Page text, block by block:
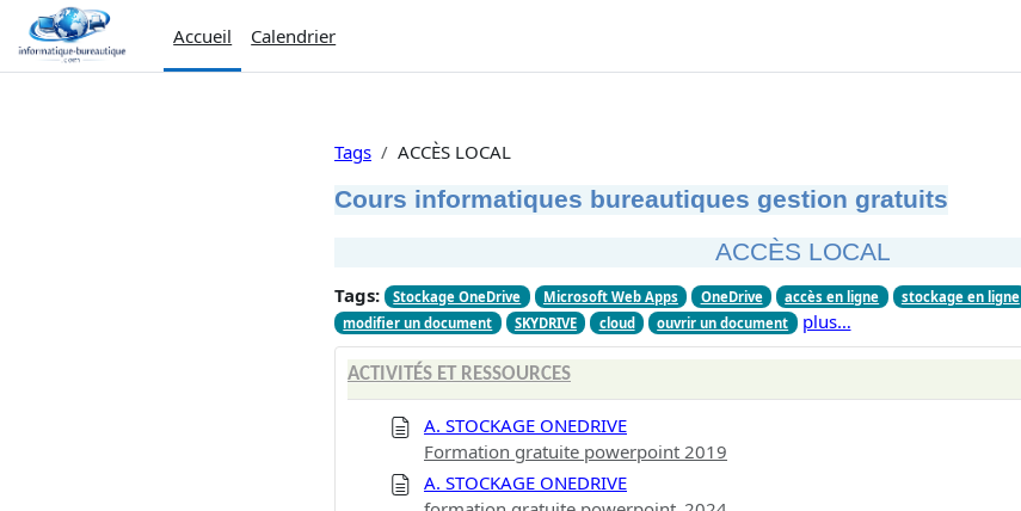
Passer au contenu principal
Accueil
Calendrier
Tags ACCÈS LOCAL
Cours informatiques bureautiques gestion gratuits
ACCÈS LOCAL
Tags: Stockage OneDrive Microsoft Web Apps OneDrive accès en ligne stockage en ligne
modifier un document
SKYDRIVE cloud ouvrir un document plus…
ACTIVITÉS ET RESSOURCES
A. STOCKAGE ONEDRIVE
Formation gratuite powerpoint 2019
A. STOCKAGE ONEDRIVE